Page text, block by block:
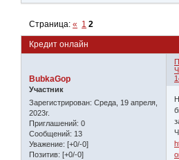
Кредит онлайн
Страница:« 1 2
BubkaGop
Участник
Зарегистрирован: Среда, 19 апреля,
2023г.
Приглашений: 0
Сообщений: 13
Уважение: [+0/-0]
Позитив: [+0/-0]